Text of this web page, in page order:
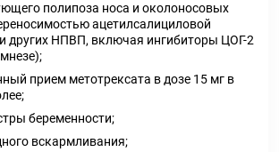
полипоза носа и околоносовых
ацетилсалициловой
других НПВП, включая ингибиторы ЦОГ-2
прием метотрексата в дозе 15 мг в
беременности;
вскармливания;